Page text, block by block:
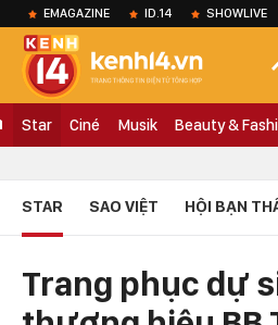
EMAGAZINE ID.14 SHOWLIVE
Star Ciné Musik Beauty &
STAR SAO VIỆT HỘI BẠN
Trang phục dự